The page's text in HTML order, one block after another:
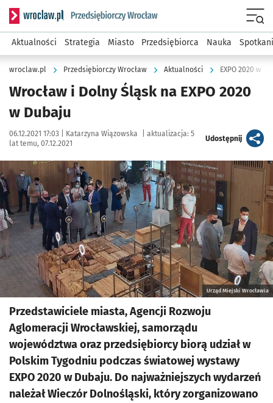
Serwis informacyjny wroclaw.pl podserwis: Strategia
Aktualności Strategia Miasto Przedsiębiorca Nauka
wroclaw.pl Przedsiębiorczy Wrocław Aktualności EXPO 2020 w
Wrocław i Dolny Śląsk na EXPO 2020
w Dubaju
Data publikacji:
06.12.2021 17:03 | Autor:
Katarzyna Wiązowska aktualizacja: 5
lat temu, 07.12.2021
Udostępnijartykuł
Kliknij, aby powiększyć
Urząd Miejski Wrocławia
Przedstawiciele miasta, Agencji Rozwoju
Aglomeracji Wrocławskiej, samorządu
województwa oraz przedsiębiorcy biorą udział w
Polskim Tygodniu podczas światowej wystawy
EXPO 2020 w Dubaju. Do najważniejszych wydarzeń
należał Wieczór Dolnośląski, który zorganizowano